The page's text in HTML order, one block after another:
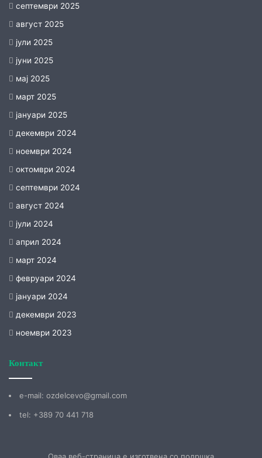
септември 2025
август 2025
јули 2025
јуни 2025
мај 2025
март 2025
јануари 2025
декември 2024
ноември 2024
октомври 2024
септември 2024
август 2024
јули 2024
април 2024
март 2024
февруари 2024
јануари 2024
декември 2023
ноември 2023
Контакт
е-mail: ozdelcevo@gmail.com
tel: +389 70 441 718